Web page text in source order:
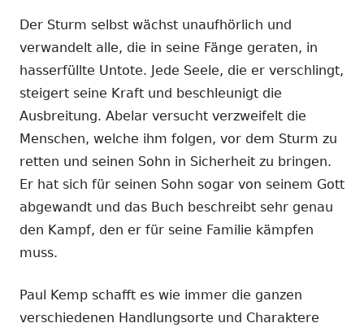
Der Sturm selbst wächst unaufhörlich und
verwandelt alle, die in seine Fänge geraten, in
hasserfüllte Untote. Jede Seele, die er verschlingt,
steigert seine Kraft und beschleunigt die
Ausbreitung. Abelar versucht verzweifelt die
Menschen, welche ihm folgen, vor dem Sturm zu
retten und seinen Sohn in Sicherheit zu bringen.
Er hat sich für seinen Sohn sogar von seinem Gott
abgewandt und das Buch beschreibt sehr genau
den Kampf, den er für seine Familie kämpfen
muss.
Paul Kemp schafft es wie immer die ganzen
verschiedenen Handlungsorte und Charaktere